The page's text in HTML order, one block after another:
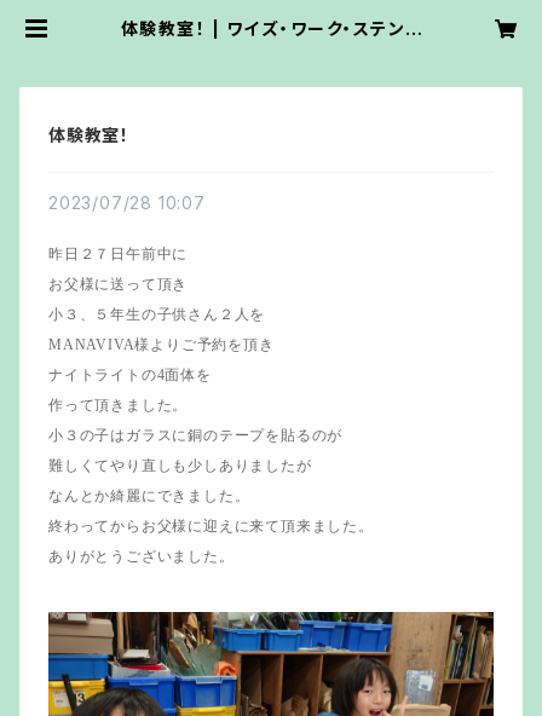
体験教室！ | ワイズ・ワーク・ステンド
体験教室！
2023/07/28 10:07
昨日２７日午前中に
お父様に送って頂き
小３、５年生の子供さん２人を
MANAVIVA様よりご予約を頂き
ナイトライトの4面体を
作って頂きました。
小３の子はガラスに銅のテープを貼るのが
難しくてやり直しも少しありましたが
なんとか綺麗にできました。
終わってからお父様に迎えに来て頂来ました。
ありがとうございました。